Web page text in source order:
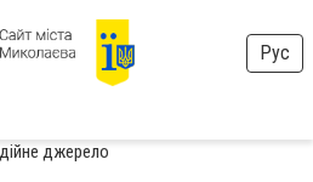
Рус
джерело